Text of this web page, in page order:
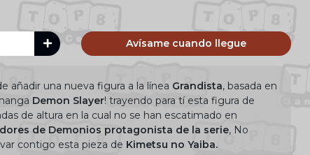
Avísame cuando llegue
añadir una nueva figura a la lí­nea Grandista, basada en
Demon Slayer! trayendo para tí­ esta figura de
de altura en la cual no se han escatimado en
de Demonios protagonista de la serie, No
contigo esta pieza de Kimetsu no Yaiba.